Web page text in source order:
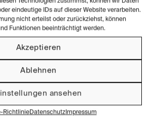
eindeutige IDs auf dieser Website verarbeiten.
nicht erteilst oder zurückziehst, können
Funktionen beeinträchtigt werden.
Akzeptieren
Ablehnen
ansehen
RichtlinieDatenschutzImpressum
Objektdesign
Bachelor of Arts
Vollzeit